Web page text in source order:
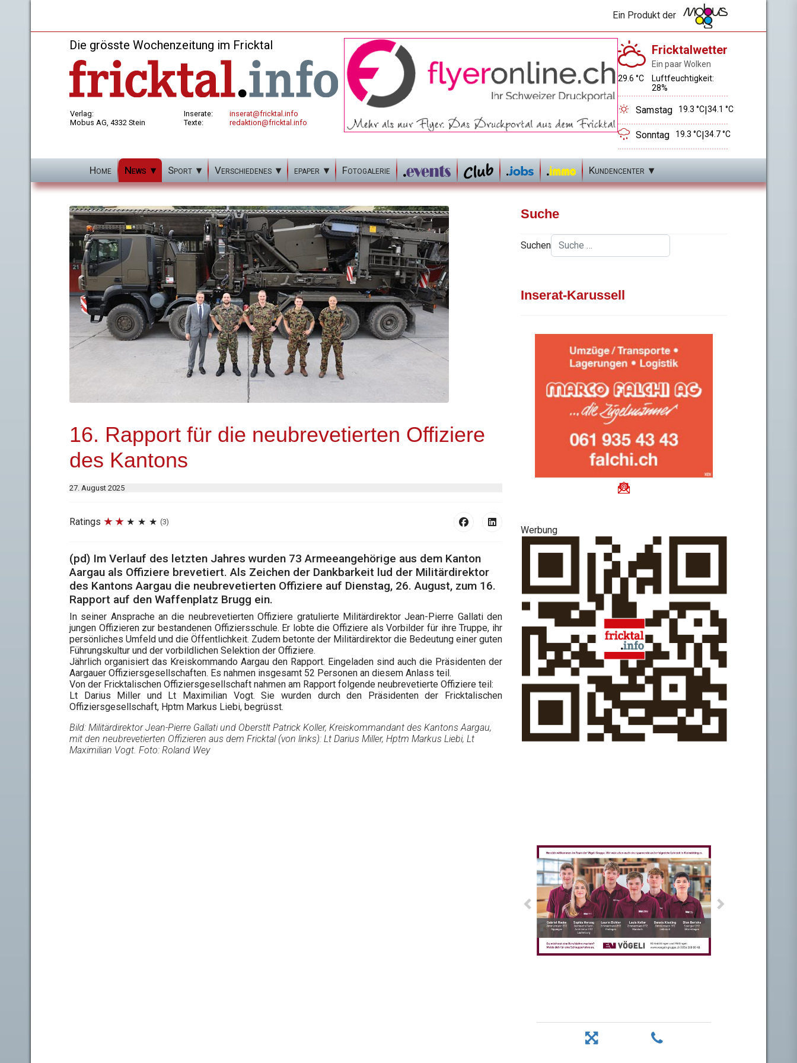
Ein Produkt der
Die grösste Wochenzeitung im Fricktal
Verlag:
Mobus AG, 4332 Stein
Inserate:
Texte:
inserat@fricktal.info
redaktion@fricktal.info
Fricktalwetter
Ein paar Wolken
29.6 °C
Luftfeuchtigkeit:
28%
Samstag 19.3 °C|34.1 °C
Sonntag 19.3 °C|34.7 °C
Home News Sport Verschiedenes epaper Fotogalerie Kundencenter
16. Rapport für die neubrevetierten Offiziere
des Kantons
27. August 2025
Ratings (3)
(pd) Im Verlauf des letzten Jahres wurden 73 Armeeangehörige aus dem Kanton
Aargau als Offiziere brevetiert. Als Zeichen der Dankbarkeit lud der Militärdirektor
des Kantons Aargau die neubrevetierten Offiziere auf Dienstag, 26. August, zum 16.
Rapport auf den Waffenplatz Brugg ein.
In seiner Ansprache an die neubrevetierten Offiziere gratulierte Militärdirektor Jean-Pierre Gallati den
jungen Offizieren zur bestandenen Offiziersschule. Er lobte die Offiziere als Vorbilder für ihre Truppe, ihr
persönliches Umfeld und die Öffentlichkeit. Zudem betonte der Militärdirektor die Bedeutung einer guten
Führungskultur und der vorbildlichen Selektion der Offiziere.
Jährlich organisiert das Kreiskommando Aargau den Rapport. Eingeladen sind auch die Präsidenten der
Aargauer Offiziersgesellschaften. Es nahmen insgesamt 52 Personen an diesem Anlass teil.
Von der Fricktalischen Offiziersgesellschaft nahmen am Rapport folgende neubrevetierte Offiziere teil:
Lt Darius Miller und Lt Maximilian Vogt. Sie wurden durch den Präsidenten der Fricktalischen
Offiziersgesellschaft, Hptm Markus Liebi, begrüsst.
Bild: Militärdirektor Jean-Pierre Gallati und Oberstlt Patrick Koller, Kreiskommandant des Kantons Aargau,
mit den neubrevetierten Offizieren aus dem Fricktal (von links): Lt Darius Miller, Hptm Markus Liebi, Lt
Maximilian Vogt. Foto: Roland Wey
Suche
Suchen
Inserat-Karussell
Werbung